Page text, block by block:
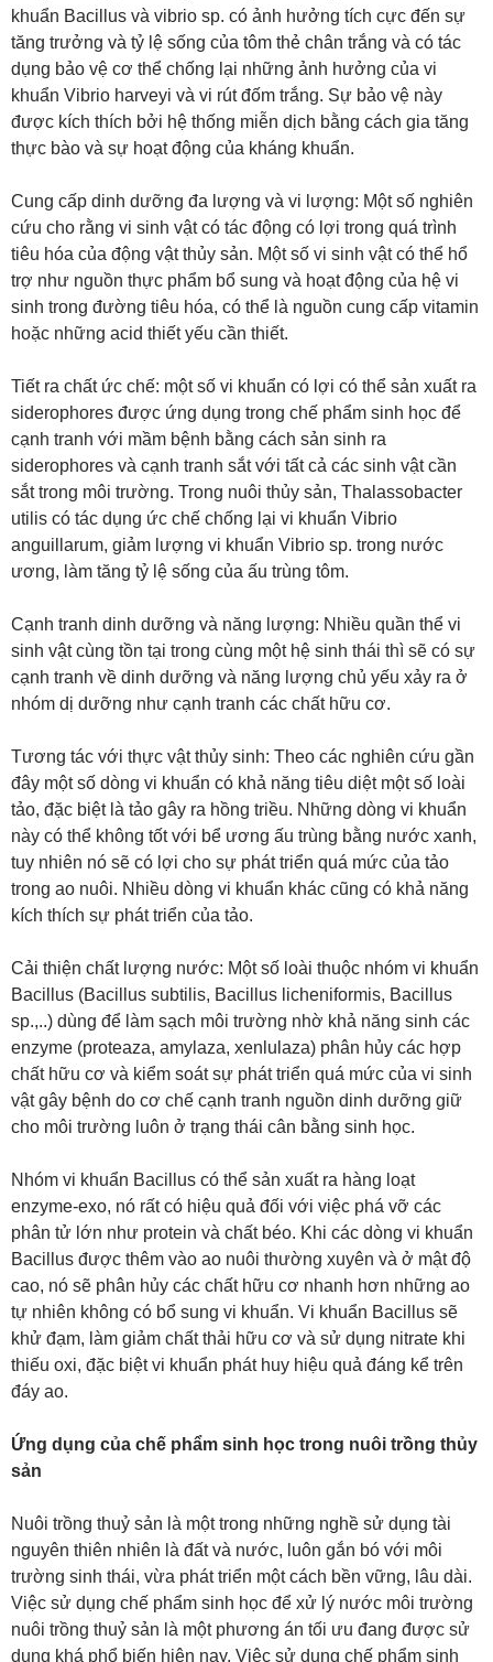
khuẩn Bacillus và vibrio sp. có ảnh hưởng tích cực đến sự
tăng trưởng và tỷ lệ sống của tôm thẻ chân trắng và có tác
dụng bảo vệ cơ thể chống lại những ảnh hưởng của vi
khuẩn Vibrio harveyi và vi rút đốm trắng. Sự bảo vệ này
được kích thích bởi hệ thống miễn dịch bằng cách gia tăng
thực bào và sự hoạt động của kháng khuẩn.
Cung cấp dinh dưỡng đa lượng và vi lượng: Một số nghiên
cứu cho rằng vi sinh vật có tác động có lợi trong quá trình
tiêu hóa của động vật thủy sản. Một số vi sinh vật có thể hổ
trợ như nguồn thực phẩm bổ sung và hoạt động của hệ vi
sinh trong đường tiêu hóa, có thể là nguồn cung cấp vitamin
hoặc những acid thiết yếu cần thiết.
Tiết ra chất ức chế: một số vi khuẩn có lợi có thể sản xuất ra
siderophores được ứng dụng trong chế phẩm sinh học để
cạnh tranh với mầm bệnh bằng cách sản sinh ra
siderophores và cạnh tranh sắt với tất cả các sinh vật cần
sắt trong môi trường. Trong nuôi thủy sản, Thalassobacter
utilis có tác dụng ức chế chống lại vi khuẩn Vibrio
anguillarum, giảm lượng vi khuẩn Vibrio sp. trong nước
ương, làm tăng tỷ lệ sống của ấu trùng tôm.
Cạnh tranh dinh dưỡng và năng lượng: Nhiều quần thể vi
sinh vật cùng tồn tại trong cùng một hệ sinh thái thì sẽ có sự
cạnh tranh về dinh dưỡng và năng lượng chủ yếu xảy ra ở
nhóm dị dưỡng như cạnh tranh các chất hữu cơ.
Tương tác với thực vật thủy sinh: Theo các nghiên cứu gần
đây một số dòng vi khuẩn có khả năng tiêu diệt một số loài
tảo, đặc biệt là tảo gây ra hồng triều. Những dòng vi khuẩn
này có thể không tốt với bể ương ấu trùng bằng nước xanh,
tuy nhiên nó sẽ có lợi cho sự phát triển quá mức của tảo
trong ao nuôi. Nhiều dòng vi khuẩn khác cũng có khả năng
kích thích sự phát triển của tảo.
Cải thiện chất lượng nước: Một số loài thuộc nhóm vi khuẩn
Bacillus (Bacillus subtilis, Bacillus licheniformis, Bacillus
sp.,..) dùng để làm sạch môi trường nhờ khả năng sinh các
enzyme (proteaza, amylaza, xenlulaza) phân hủy các hợp
chất hữu cơ và kiểm soát sự phát triển quá mức của vi sinh
vật gây bệnh do cơ chế cạnh tranh nguồn dinh dưỡng giữ
cho môi trường luôn ở trạng thái cân bằng sinh học.
Nhóm vi khuẩn Bacillus có thể sản xuất ra hàng loạt
enzyme-exo, nó rất có hiệu quả đối với việc phá vỡ các
phân tử lớn như protein và chất béo. Khi các dòng vi khuẩn
Bacillus được thêm vào ao nuôi thường xuyên và ở mật độ
cao, nó sẽ phân hủy các chất hữu cơ nhanh hơn những ao
tự nhiên không có bổ sung vi khuẩn. Vi khuẩn Bacillus sẽ
khử đạm, làm giảm chất thải hữu cơ và sử dụng nitrate khi
thiếu oxi, đặc biệt vi khuẩn phát huy hiệu quả đáng kể trên
đáy ao.
Ứng dụng của chế phẩm sinh học trong nuôi trồng thủy
sản
Nuôi trồng thuỷ sản là một trong những nghề sử dụng tài
nguyên thiên nhiên là đất và nước, luôn gắn bó với môi
trường sinh thái, vừa phát triển một cách bền vững, lâu dài.
Việc sử dụng chế phẩm sinh học để xử lý nước môi trường
nuôi trồng thuỷ sản là một phương án tối ưu đang được sử
dụng khá phổ biến hiện nay. Việc sử dụng chế phẩm sinh